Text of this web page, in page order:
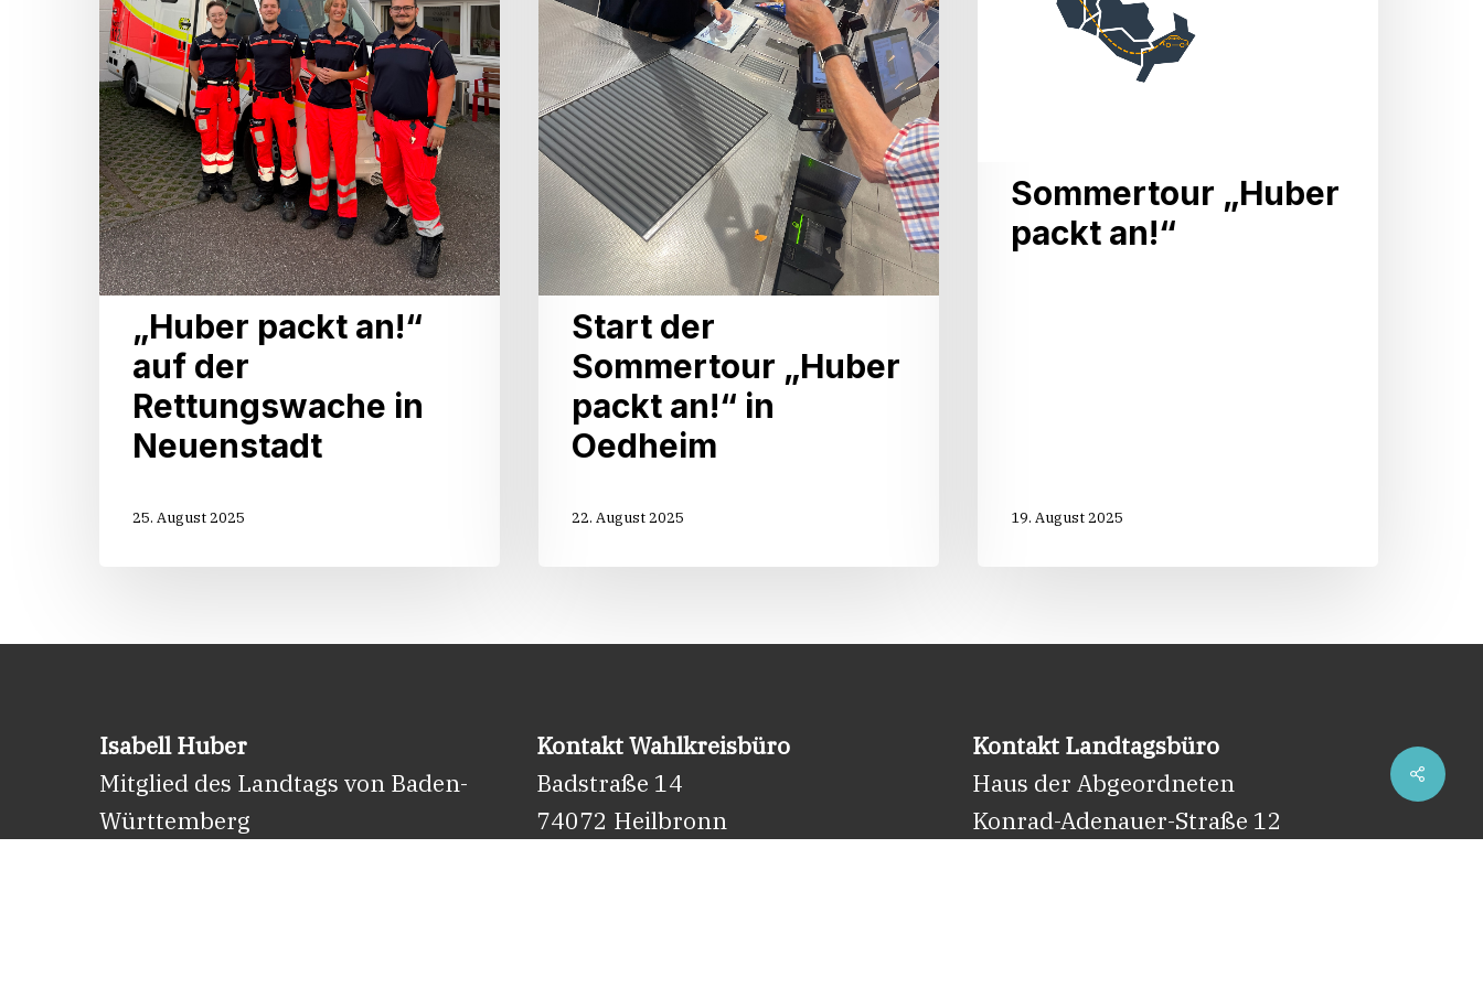
Neuenstadt
„Huber packt an!“
auf der
Rettungswache in
Neuenstadt
25. August 2025
Oedheim
Start der
Sommertour „Huber
packt an!“ in
Oedheim
22. August 2025
Sommertour „Huber
packt an!“
19. August 2025
Share
Isabell Huber
Mitglied des Landtags von Baden-
Württemberg
Kontakt Wahlkreisbüro
Badstraße 14
74072 Heilbronn
Kontakt Landtagsbüro
Haus der Abgeordneten
Konrad-Adenauer-Straße 12